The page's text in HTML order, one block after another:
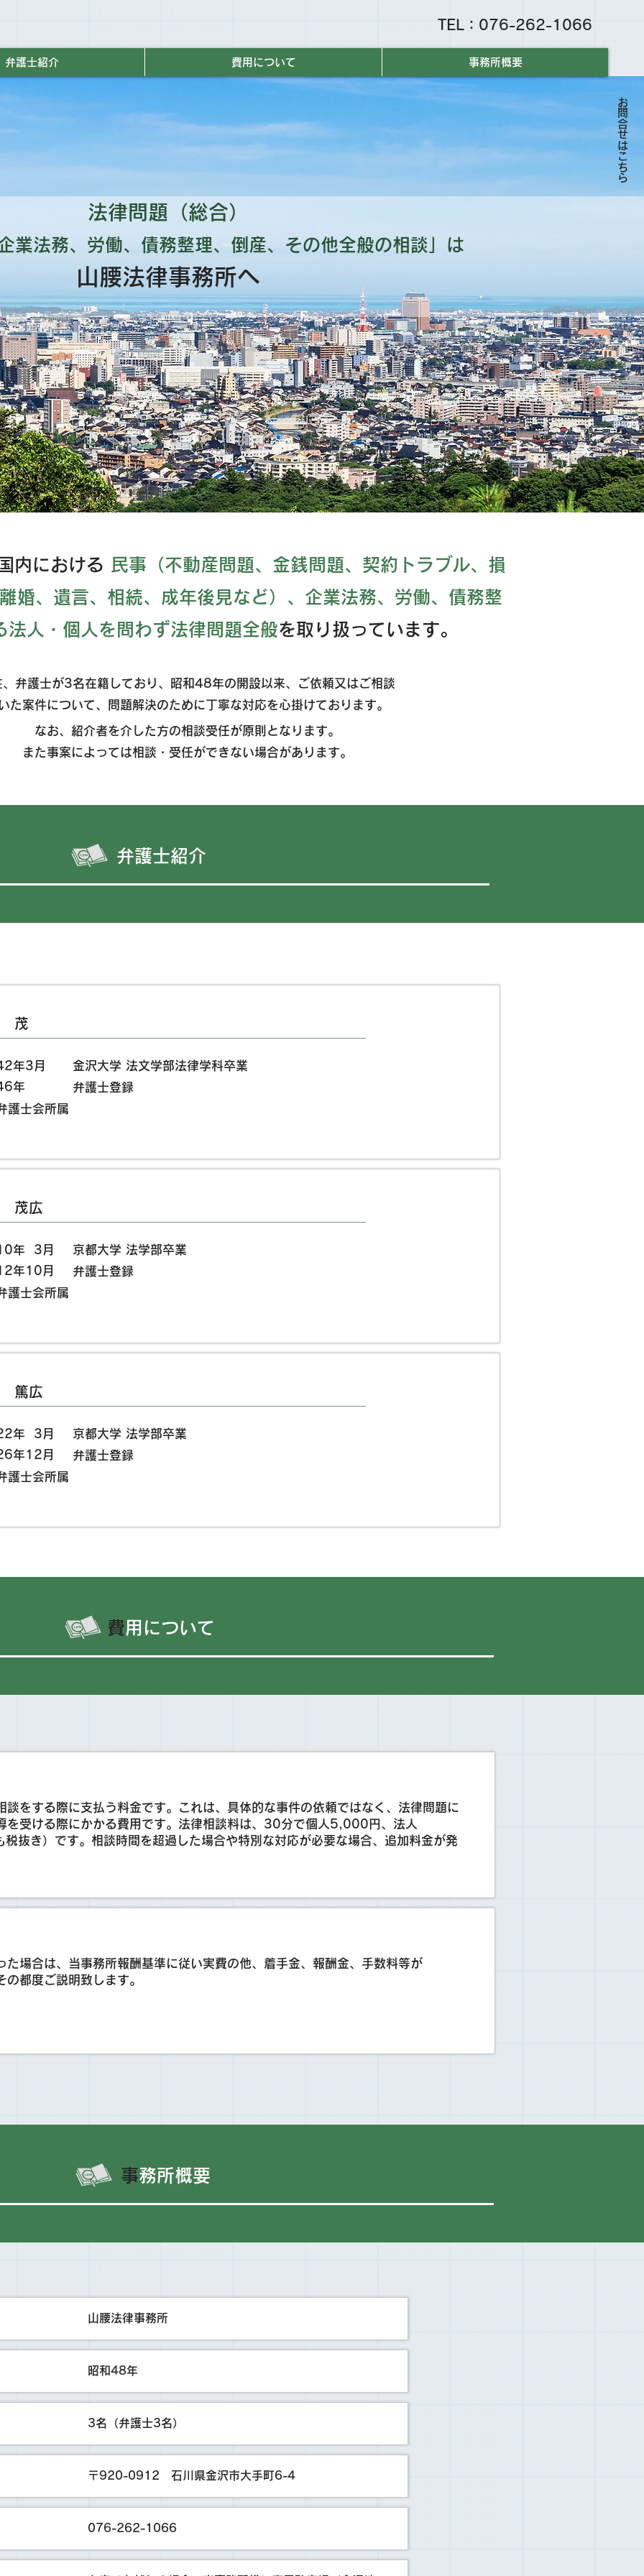
TEL：076-262-1066
弁護士紹介 費用について 事務所概要
お問合せはこちら
法律問題（総合）
業法務、労働、債務整理、倒産、その他全般の相談」は
山腰法律事務所へ
内における 民事（不動産問題、金銭問題、契約トラブル、損
婚、遺言、相続、成年後見など）、企業法務、労働、債務整
法人・個人を問わず法律問題全般を取り扱っています。
、弁護士が3名在籍しており、昭和48年の開設以来、ご依頼又はご相談
た案件について、問題解決のために丁寧な対応を心掛けております。
​なお、紹介者を介した方の相談受任が原則となります。
また事案によっては相談・受任ができない場合があります。
​弁護士紹介
茂
年3月
金沢大学 法文学部法律学科卒業
年
弁護士登録
護士会所属
茂広
年 3月
京都大学 法学部卒業
年10月
弁護士登録
護士会所属
篤広​
年 3月
京都大学 法学部卒業
年12月
​弁護士登録
護士会所属
​費用について
談をする際に支払う料金です。これは、具体的な事件の依頼ではなく、法律問題に
を受ける際にかかる費用です。法律相談料は、30分で個人5,000円、法人
抜き）です。相談時間を超過した場合や特別な対応が必要な場合、追加料金が発
た場合は、当事務所報酬基準に従い実費の他、着手金、報酬金、手数料等が
都度ご説明致します。
​事務所概要
山腰法律事務所
昭和48年
3名（弁護士3名）
〒920-0912 石川県金沢市大手町6-4
076-262-1066